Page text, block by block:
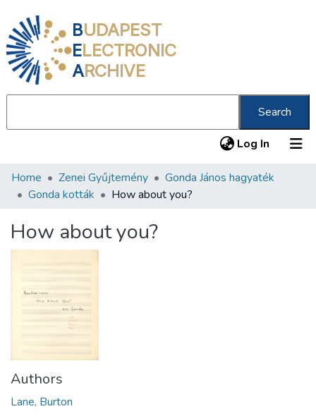
BUDAPEST
ELECTRONIC
ARCHIVE
Search
Log In (current)
Communities & Collections
Statistics
Home Zenei Gyűjtemény
Gonda János hagyaték
Gonda kották
How about you?
How about you?
Authors
Lane, Burton